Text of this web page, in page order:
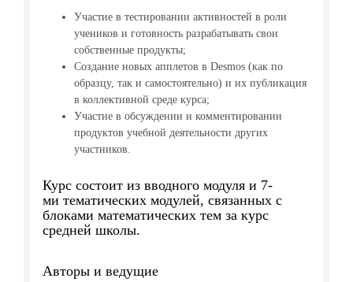
Участие в тестировании активностей в роли
учеников и готовность разрабатывать свои
собственные продукты;
Создание новых апплетов в Desmos (как по
образцу, так и самостоятельно) и их публикация
в коллективной среде курса;
Участие в обсуждении и комментировании
продуктов учебной деятельности других
участников.
Курс состоит из вводного модуля и 7-
ми тематических модулей, связанных с
блоками математических тем за курс
средней школы.
Авторы и ведущие